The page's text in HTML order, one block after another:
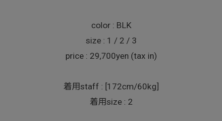
color : BLK
size : 1 / 2 / 3
price : 29,700yen (tax in)
着用staff : [172cm/60kg]
着用size : 2